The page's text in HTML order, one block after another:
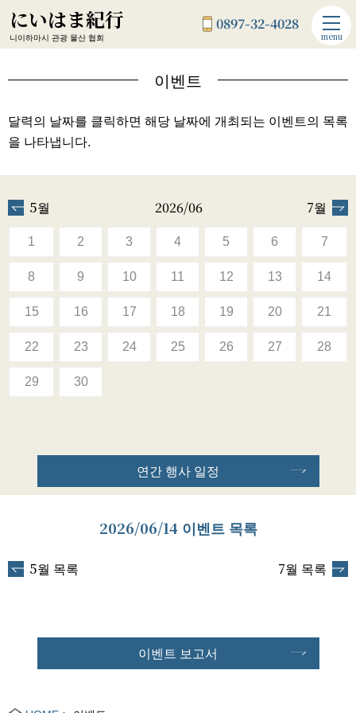
にいはま紀行
니이하마시 관광 물산 협회
0897-32-4028
menu
이벤트
달력의 날짜를 클릭하면 해당 날짜에 개최되는 이벤트의 목록
을 나타냅니다.
5월 2026/06 7월
1 2 3 4 5 6 7
8 9 10 11 12 13 14
15 16 17 18 19 20 21
22 23 24 25 26 27 28
29 30
연간 행사 일정
2026/06/14 이벤트 목록
5월 목록 7월 목록
이벤트 보고서